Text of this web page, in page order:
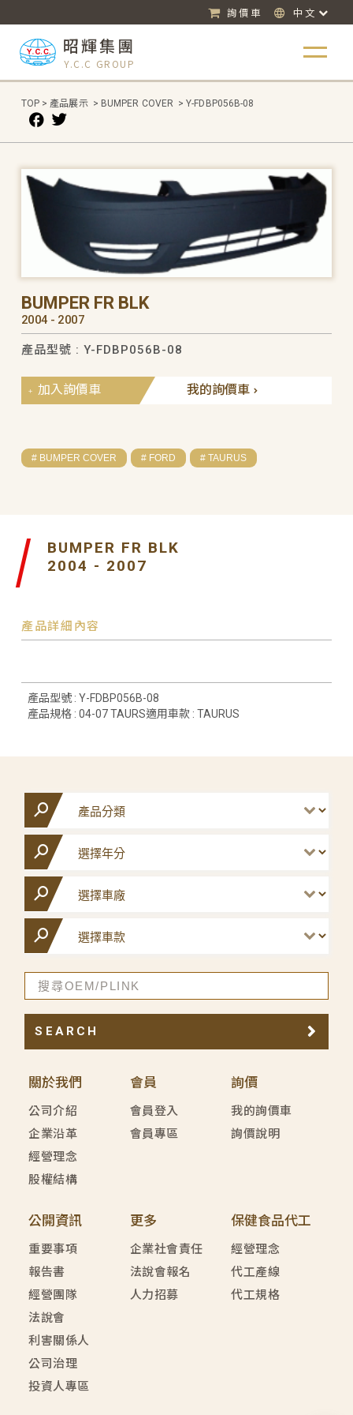
詢價車 中文
昭輝集團
Y.C.C GROUP
TOP > 產品展示 > BUMPER COVER > Y-FDBP056B-08
BUMPER FR BLK
2004 - 2007
產品型號 : Y-FDBP056B-08
我的詢價車
加入詢價車
# BUMPER COVER # FORD # TAURUS
BUMPER FR BLK
2004 - 2007
產品詳細內容
產品型號 : Y-FDBP056B-08
產品規格 : 04-07 TAURS適用車款 : TAURUS
關於我們
公司介紹
企業沿革
經營理念
股權結構
會員
會員登入
會員專區
詢價
我的詢價車
詢價說明
公開資訊
重要事項
報告書
經營團隊
法說會
利害關係人
公司治理
投資人專區
更多
企業社會責任
法說會報名
人力招募
保健食品代工
經營理念
代工產線
代工規格
SEARCH